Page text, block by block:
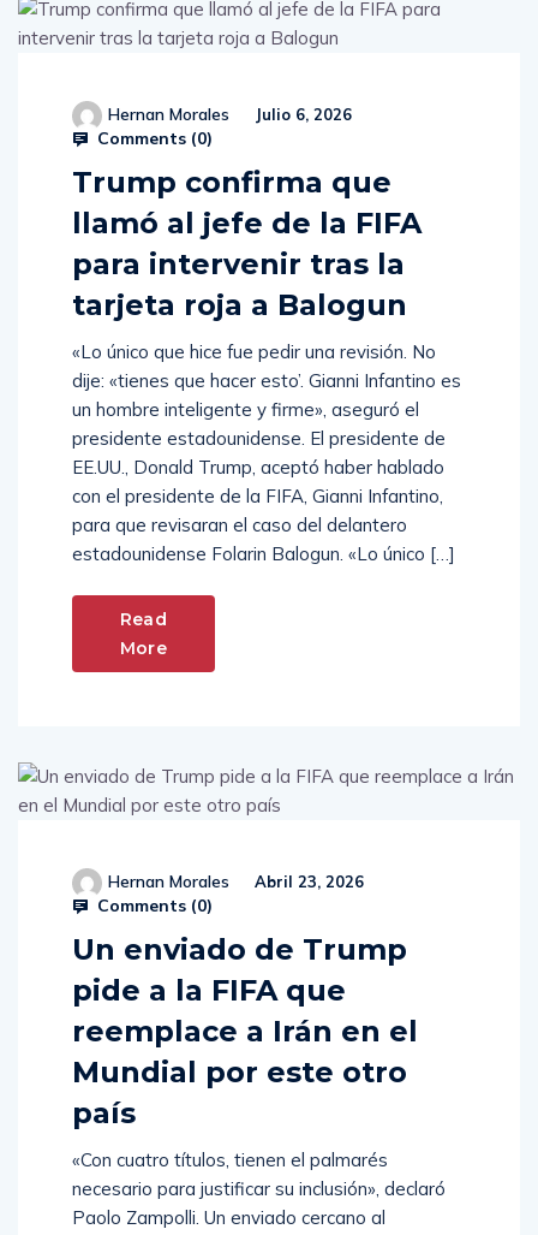
Hernan Morales Julio 6, 2026
Comments (0)
Trump confirma que
llamó al jefe de la FIFA
para intervenir tras la
tarjeta roja a Balogun
«Lo único que hice fue pedir una revisión. No
dije: «tienes que hacer esto’. Gianni Infantino es
un hombre inteligente y firme», aseguró el
presidente estadounidense. El presidente de
EE.UU., Donald Trump, aceptó haber hablado
con el presidente de la FIFA, Gianni Infantino,
para que revisaran el caso del delantero
estadounidense Folarin Balogun. «Lo único […]
Read
More
Hernan Morales Abril 23, 2026
Comments (0)
Un enviado de Trump
pide a la FIFA que
reemplace a Irán en el
Mundial por este otro
país
«Con cuatro títulos, tienen el palmarés
necesario para justificar su inclusión», declaró
Paolo Zampolli. Un enviado cercano al